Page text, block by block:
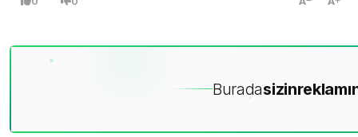
Buradasizin